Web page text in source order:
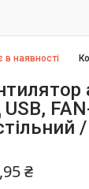
в наявності
USB,
₴